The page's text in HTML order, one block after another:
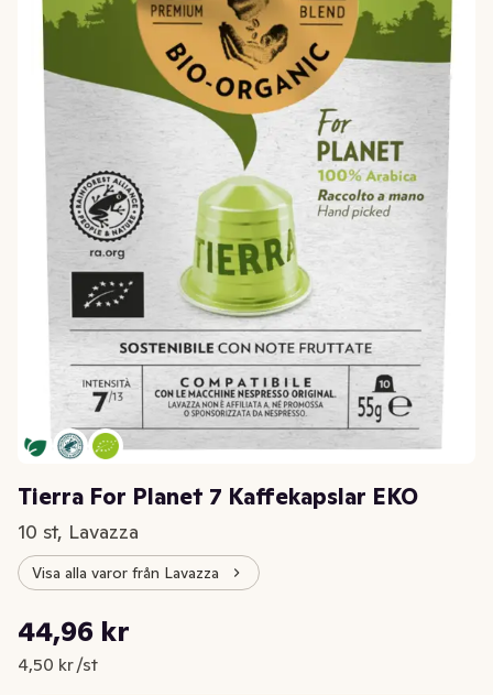
Tierra For Planet 7 Kaffekapslar EKO
10 st, Lavazza
Visa alla varor från Lavazza
Nuvarande pris är: 44,96 kr
44,96 kr
4,50 kr /st
Styckpris: 4,50 kr /st